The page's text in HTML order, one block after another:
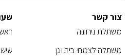
צור קשר
משתלת נירוונה
משתלה לצמחי בית וגן
ראשון
שישי –